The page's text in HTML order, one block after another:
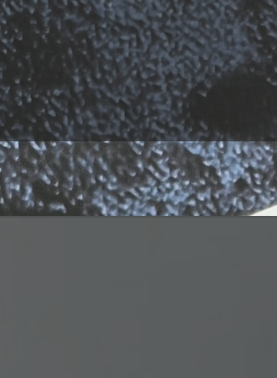
Galletas de zanahoria